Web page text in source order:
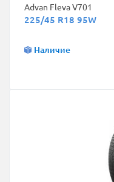
Advan Fleva V701
225/45 R18 95W
Наличие